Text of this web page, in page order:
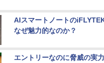
AIスマートノートの
なぜ魅力的なのか？
エントリーなのに脅威の実